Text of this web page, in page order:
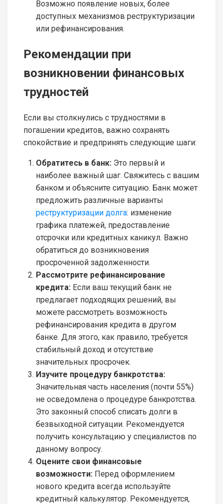
Возможно появление новых, более
доступных механизмов реструктуризации
или рефинансирования.
Рекомендации при
возникновении финансовых
трудностей
Если вы столкнулись с трудностями в
погашении кредитов, важно сохранять
спокойствие и предпринять следующие шаги:
Обратитесь в банк: Это первый и
наиболее важный шаг. Свяжитесь с вашим
банком и объясните ситуацию. Банк может
предложить различные варианты
реструктуризации долга: изменение
графика платежей, предоставление
отсрочки или кредитных каникул. Важно
обратиться до возникновения
просроченной задолженности.
Рассмотрите рефинансирование
кредита: Если ваш текущий банк не
предлагает подходящих решений, вы
можете рассмотреть возможность
рефинансирования кредита в другом
банке. Для этого, как правило, требуется
стабильный доход и отсутствие
значительных просрочек.
Изучите процедуру банкротства:
Значительная часть населения (почти 55%)
не осведомлена о процедуре банкротства.
Это законный способ списать долги в
безвыходной ситуации. Рекомендуется
получить консультацию у специалистов по
данному вопросу.
Оцените свои финансовые
возможности: Перед оформлением
нового кредита всегда используйте
кредитный калькулятор. Рекомендуется,